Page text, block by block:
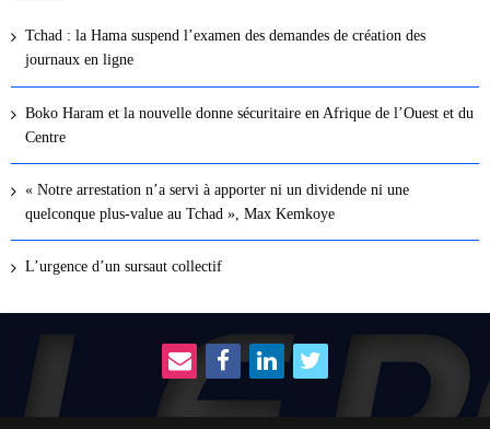
Tchad : la Hama suspend l’examen des demandes de création des
journaux en ligne
Boko Haram et la nouvelle donne sécuritaire en Afrique de l’Ouest et du
Centre
« Notre arrestation n’a servi à apporter ni un dividende ni une
quelconque plus-value au Tchad », Max Kemkoye
L’urgence d’un sursaut collectif